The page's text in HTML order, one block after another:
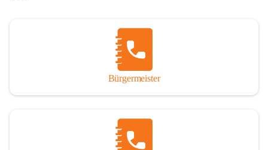
gedankt werden, die durch ihre Erinnerungen, Informationen und
durch das Überlassen von Fotos und Dokumenten zum Gesamtbild
dieses Buches wesentlich beigetragen haben.
Der Zeitdruck war enorm, um das Werk auch zeitgerecht für das
Jubiläumsjahr abschließen zu können. Daher mag um Nachsicht
Ausführlichkeit behandelt erscheinen, oder auch der eine oder
andere Fehler unterlief. Die Autoren haben nach ihren
individuellen Möglichkeiten mit bestem Wissen und Gewissen
Bürgermeister